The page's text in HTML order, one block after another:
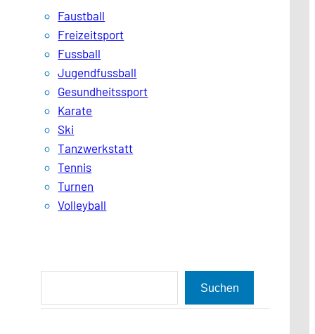
Faustball
Freizeitsport
Fussball
Jugendfussball
Gesundheitssport
Karate
Ski
Tanzwerkstatt
Tennis
Turnen
Volleyball
u
Suchen